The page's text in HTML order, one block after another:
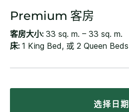
Premium 客房
客房大小: 33 sq. m. – 33 sq. m.
床: 1 King Bed, 或 2 Queen Beds
选择日期